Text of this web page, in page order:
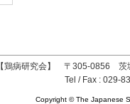
【鶏病研究会】 〒305-0856 茨
Tel / Fax : 029-
Copyright © The Japanese